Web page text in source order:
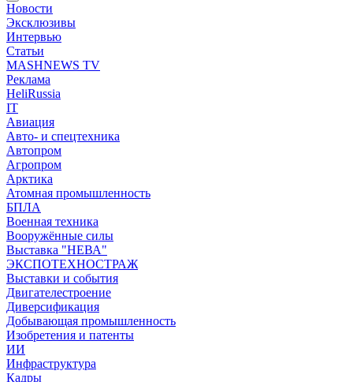
Новости
Эксклюзивы
Интервью
Статьи
MASHNEWS TV
Реклама
HeliRussia
IT
Авиация
Авто- и спецтехника
Автопром
Агропром
Арктика
Атомная промышленность
БПЛА
Военная техника
Вооружённые силы
Выставка "НЕВА"
ЭКСПОТЕХНОСТРАЖ
Выставки и события
Двигателестроение
Диверсификация
Добывающая промышленность
Изобретения и патенты
ИИ
Инфраструктура
Кадры